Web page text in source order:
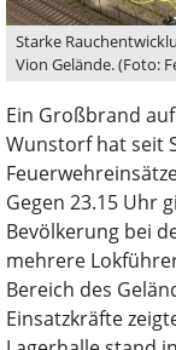
Starke
Vion Gelände. (Foto:
Ein Großbrand
Wunstorf hat seit
Gegen 23.15 Uhr
Bevölkerung bei
mehrere
Bereich des
Einsatzkräfte